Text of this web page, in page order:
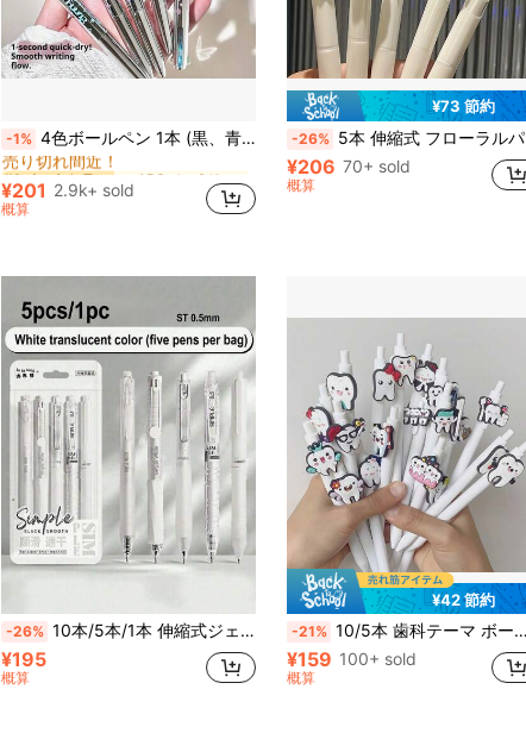
-1% 4色ボールペン 1本 (黒、青、赤、緑)、高品質ペン先、スムーズな書き心地、書く、マーキング、メモに最適。オフィス文具、学校用品。
#1 ベストセラー に ABS ペン&リフィル
売り切れ間近！
#1 ベストセラー
売り切れ間近！
#1 ベストセラー
売り切れ間近！
#1 ベストセラー に ABS ペン&リフィル
売り切れ間近！
¥201 2.9k+ sold
概算
¥73 節約
-26% 5本 伸縮式 フローラルパターン ボールペン、ロマンチックなチューリップデザイン、速乾性の高い黒インク 0.5mm、滑らかな書き心地、日記やスケッチに最適、学校に必需品、学校・オフィス用品
¥206 70+ sold
概算
-26% 10本/5本/1本 伸縮式ジェルペンセット 0.5mm細芯 黒インク 速乾性 滲みにくい 滑らかな書き心地 試験 オフィス 新学期 文房具 学生向けギフト
¥195
概算
¥42 節約
-21% 10/5本 歯科テーマ ボールペン 伸縮式 ミニマル 無地 歯型 オフィス用 看護師ペン 歯科看護師・医療助手・学生向け ギフト ランダムスタイル
¥159 100+ sold
概算